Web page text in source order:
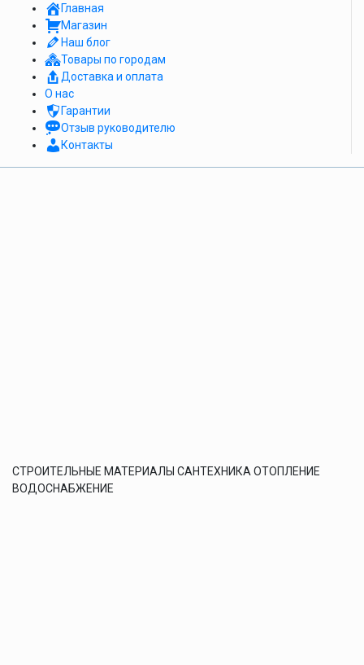
Главная
Магазин
Наш блог
Товары по городам
Доставка и оплата
О нас
Гарантии
Отзыв руководителю
Контакты
СТРОИТЕЛЬНЫЕ МАТЕРИАЛЫ САНТЕХНИКА ОТОПЛЕНИЕ
ВОДОСНАБЖЕНИЕ